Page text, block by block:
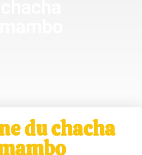
du chacha